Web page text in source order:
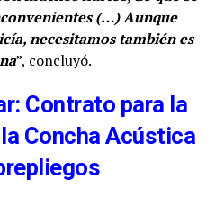
(…) Aunque
necesitamos también es
”, concluyó.
Contrato para la
Concha Acústica